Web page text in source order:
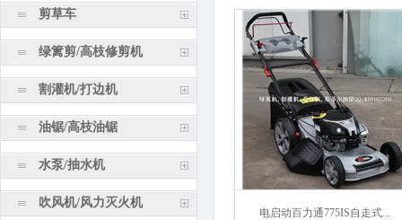
剪草车
绿篱剪/高枝修剪机
割灌机/打边机
油锯/高枝油锯
水泵/抽水机
吹风机/风力灭火机
电启动百力通775IS自走式...